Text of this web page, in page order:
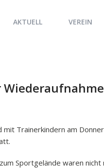
AKTUELL VEREIN
Trainerkindern am
Sportgelände waren